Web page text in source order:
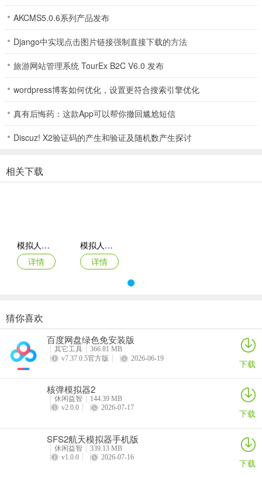
定制模拟市民，打造理想家园。还可体验从婴儿到老人的完整人生阶
段，解锁精彩任务，解锁新去处，照料萌宠，玩法丰富多样，值得一
《模拟人生畅玩版和移动版的区别》
模拟人生畅玩版是一款人气超高的模拟手游，能让你体验别样人生。
欲设计理想家园，或者直接入住配置齐全的房子。还能照料宠物、打
理花园、烘焙蛋糕，为角色发展职业挣模拟币改善生活，达成目标获
经营角色的生活。畅玩版有的各种精彩玩法，移动版也一应俱全。它
解决了你想体验丰富人生模拟，却受限于时间和地点的问题，带来了
模拟人生畅玩版攻略
嘿，想玩转《模拟人生畅玩版》吗？这里有超实用的攻略！首先，任
务是发展关键，能赚钱还能赚生活积分。让市民种菜很划算，时间自
由还能赚高额模拟币，但记得留几个完成既定任务。兴趣培养后期重
要，满天赋值市民比赛获奖几率大，能增加收入。
建超市能省钱，批发农作物超合适，像豆子就很适合睡觉种。别轻易
尝试种草莓、莴苣这类运气作物，可能血本无归。种模拟币花稳赚不
赔，250换5000币超划算。每个市民都要天天打工，运动员性价比最
建房子买能补状态的家具，定期给市民补满状态，相互养好感就能要
AKCMS5.0.6系列产品发布
Django中实现点击图片链接强制直接下载的方法
旅游网站管理系统 TourEx B2C V6.0 发布
wordpress博客如何优化，设置更符合搜索引擎优化
真有后悔药：这款App可以帮你撤回尴尬短信
Discuz! X2验证码的产生和验证及随机数产生探讨
相关下载
模拟人生畅玩版无限金币钻石版
详情
模拟人生畅玩版无限金币钻石版最新版
详情
猜你喜欢
百度网盘绿色免安装版
其它工具
366.81 MB
v7.37.0.5官方版
2026-06-19 下载
核弹模拟器2
休闲益智
144.39 MB
v2.0.0
2026-07-17 下载
SFS2航天模拟器手机版
休闲益智
339.13 MB
v1.0.0
2026-07-16 下载